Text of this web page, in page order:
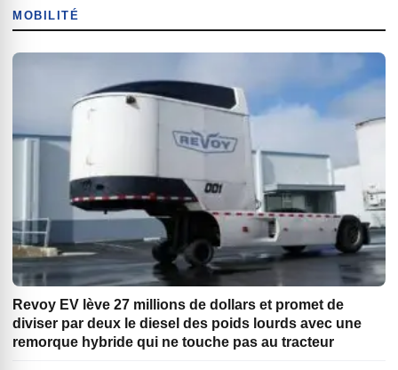
MOBILITÉ
Revoy EV lève 27 millions de dollars et promet de
diviser par deux le diesel des poids lourds avec une
remorque hybride qui ne touche pas au tracteur